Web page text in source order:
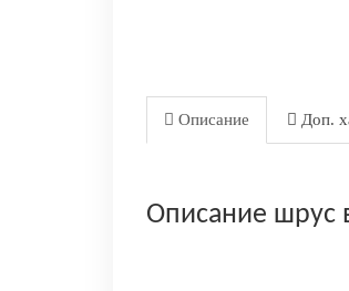
Описание Доп.
Описание шрус